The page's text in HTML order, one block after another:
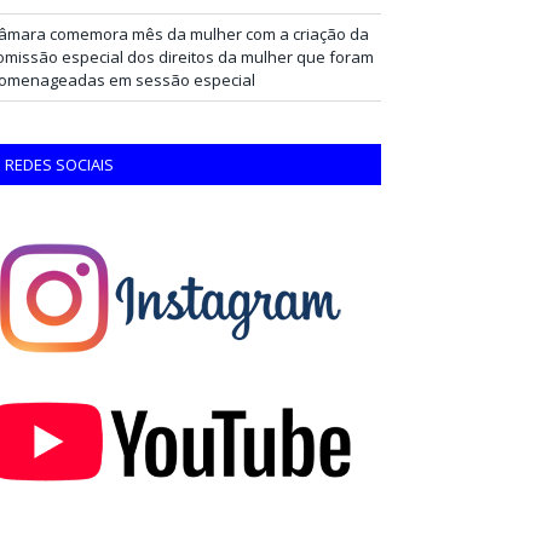
comemora mês da mulher com a criação da
especial dos direitos da mulher que foram
em sessão especial
REDES SOCIAIS